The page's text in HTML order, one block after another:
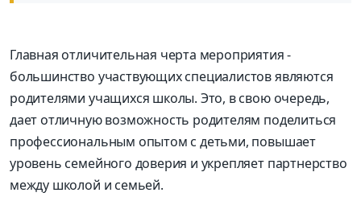
Главная отличительная черта мероприятия -
большинство участвующих специалистов являются
родителями учащихся школы. Это, в свою очередь,
дает отличную возможность родителям поделиться
профессиональным опытом с детьми, повышает
уровень семейного доверия и укрепляет партнерство
между школой и семьей.